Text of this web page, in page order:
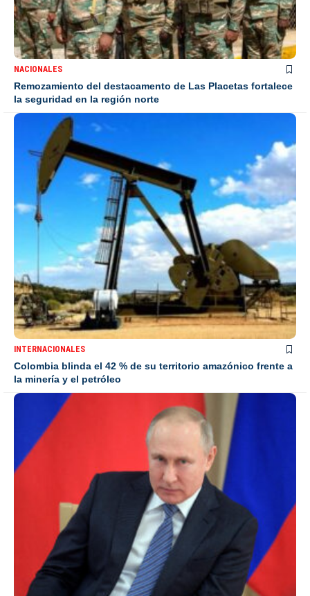
NACIONALES
Remozamiento del destacamento de Las Placetas fortalece
la seguridad en la región norte
INTERNACIONALES
Colombia blinda el 42 % de su territorio amazónico frente a
la minería y el petróleo